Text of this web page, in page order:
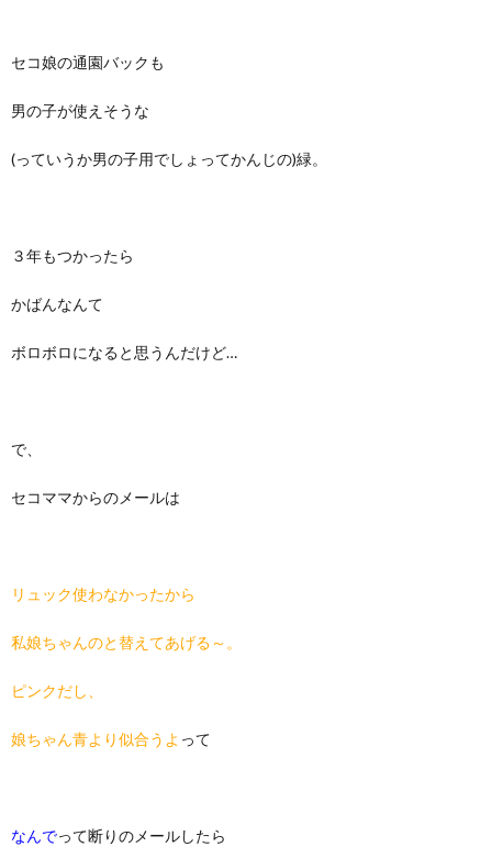
セコ娘の通園バックも
男の子が使えそうな
(っていうか男の子用でしょってかんじの)緑。
３年もつかったら
かばんなんて
ボロボロになると思うんだけど…
で、
セコママからのメールは
リュック使わなかったから
私娘ちゃんのと替えてあげる～。
ピンクだし、
娘ちゃん青より似合うよ って
なんでって断りのメールしたら